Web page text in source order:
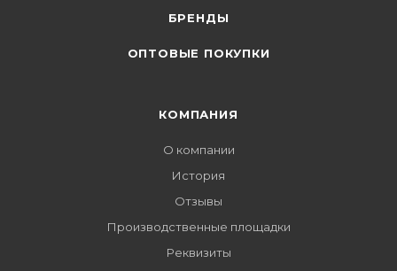
БРЕНДЫ
ОПТОВЫЕ ПОКУПКИ
КОМПАНИЯ
О компании
История
Отзывы
Производственные площадки
Реквизиты